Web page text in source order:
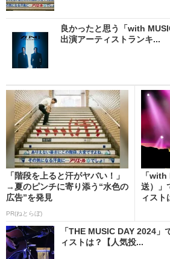
良かったと思う「with
出演アーティストランキ...
「階段を上ると汗がヤバい！」
→夏のピンチに寄り添う“水色の
広告”を発見
PR(ねとらぼ)
「
送）」
ィスト
「THE MUSIC DAY 2024
ィストは？【人気投...